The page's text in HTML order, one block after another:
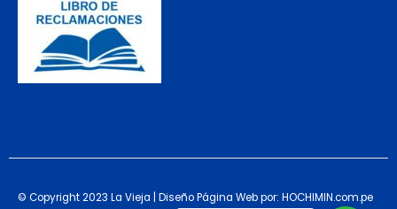
© Copyright 2023 La Vieja | Diseño Página Web por: HOCHIMIN.com.pe